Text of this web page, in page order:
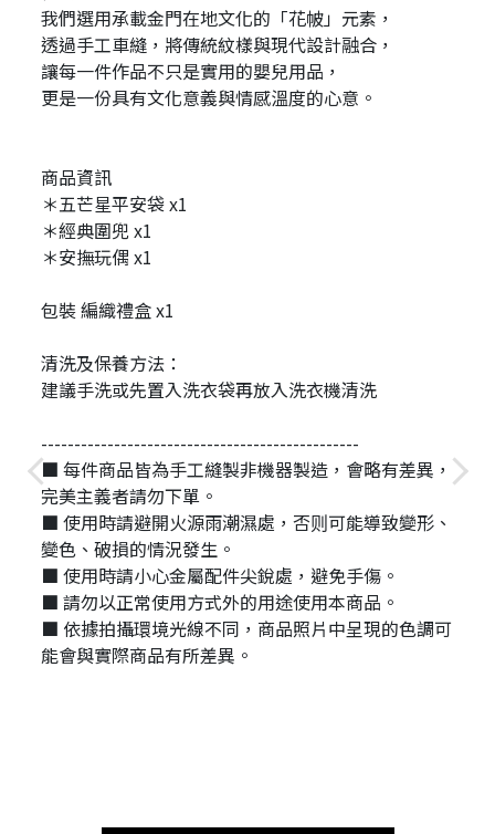
我們選用承載金門在地文化的「花帔」元素，
透過手工車縫，將傳統紋樣與現代設計融合，
讓每一件作品不只是實用的嬰兒用品，
更是一份具有文化意義與情感溫度的心意。
商品資訊
＊五芒星平安袋 x1
＊經典圍兜 x1
＊安撫玩偶 x1
包裝 編織禮盒 x1
清洗及保養方法：
建議手洗或先置入洗衣袋再放入洗衣機清洗
------------------------------------------------
■ 每件商品皆為手工縫製非機器製造，會略有差異，
完美主義者請勿下單。
■ 使用時請避開火源雨潮濕處，否则可能導致變形、
變色、破損的情況發生。
■ 使用時請小心金屬配件尖銳處，避免手傷。
■ 請勿以正常使用方式外的用途使用本商品。
■ 依據拍攝環境光線不同，商品照片中呈現的色調可
能會與實際商品有所差異。